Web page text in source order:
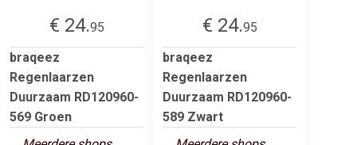
€ 24.95
braqeez
Regenlaarzen
Duurzaam RD120960-
569 Groen
€ 24.95
braqeez
Regenlaarzen
Duurzaam RD120960-
589 Zwart